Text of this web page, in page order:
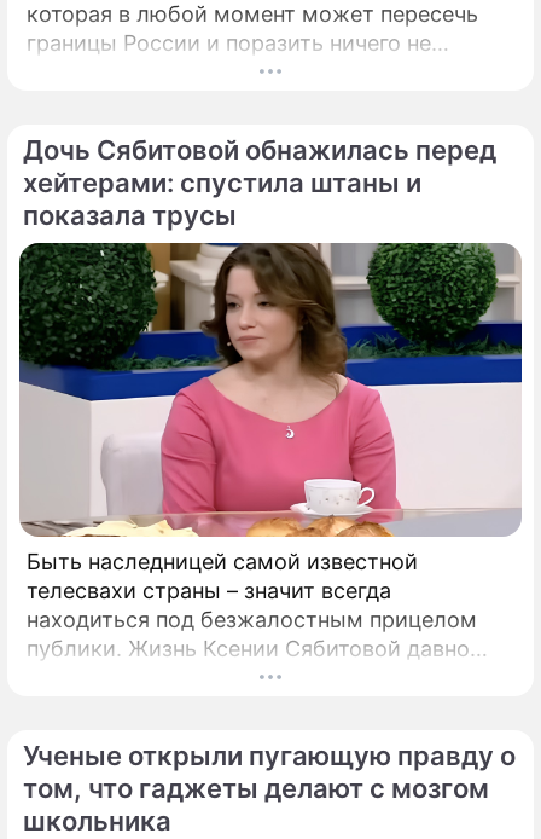
которая в любой момент может пересечь
границы России и поразить ничего не
подозревающих граждан. Россию
и смертоносный вирус Бурбон.
Дочь Сябитовой обнажилась перед
хейтерами: спустила штаны и
показала трусы
Быть наследницей самой известной
телесвахи страны – значит всегда
находиться под безжалостным прицелом
публики. Жизнь Ксении Сябитовой давно
рассматривают под мощной лупой.
Ученые открыли пугающую правду о
том, что гаджеты делают с мозгом
школьника